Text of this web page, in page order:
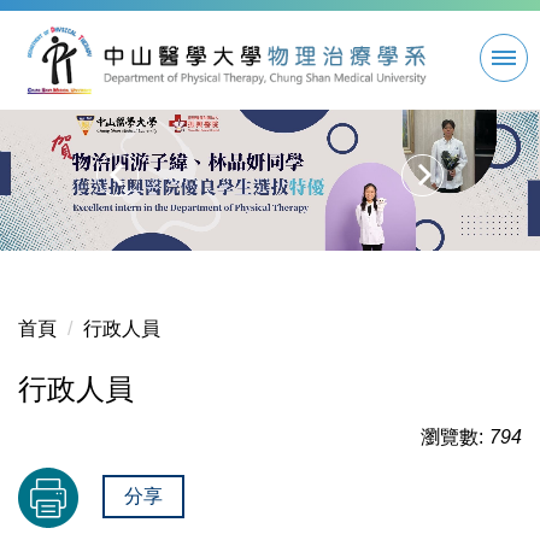
到
要
容
區
首頁 行政人員
行政人員
瀏覽數: 794
分享